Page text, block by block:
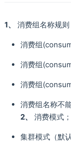
1、 消费组名称规则
消费组
消费组
消费组
消费组名称不
2、 消费模式；
集群模式（默认